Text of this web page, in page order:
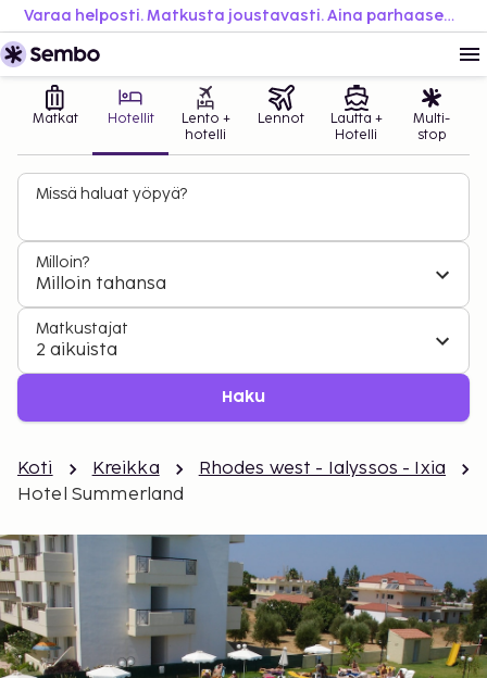
Varaa helposti. Matkusta joustavasti. Aina parhaaseen hintaan.
Matkat Hotellit
Lento +
hotelli
Lennot
Lautta +
Hotelli
Multi-
stop
Missä haluat yöpyä?
Milloin?
Milloin tahansa
Matkustajat
2 aikuista
Haku
Koti Kreikka
Rhodes west - Ialyssos - Ixia
Hotel Summerland